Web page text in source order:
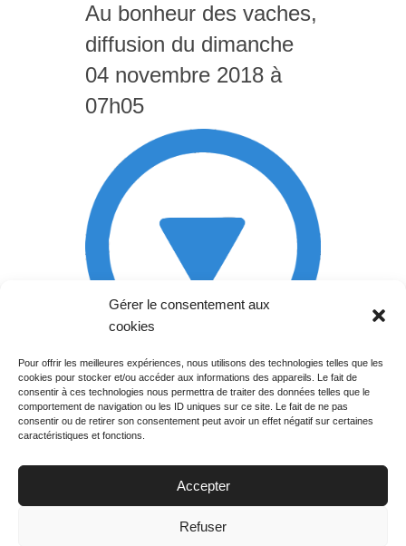
Gérer le consentement aux
cookies
Pour offrir les meilleures expériences, nous utilisons des technologies telles que les
cookies pour stocker et/ou accéder aux informations des appareils. Le fait de
consentir à ces technologies nous permettra de traiter des données telles que le
comportement de navigation ou les ID uniques sur ce site. Le fait de ne pas
consentir ou de retirer son consentement peut avoir un effet négatif sur certaines
caractéristiques et fonctions.
Accepter
Refuser
Au bonheur des vaches,
diffusion du dimanche
04 novembre 2018 à
07h05
Rechercher votre
programme
Votre soirée :